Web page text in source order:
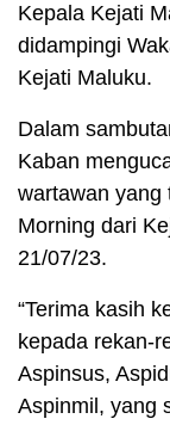
Kepala Kejati
didampingi
Kejati Maluku.
Dalam
Kaban
wartawan yang
Morning dari
21/07/23.
“Terima kasih
kepada rekan-
Aspinsus,
Aspinmil, yang